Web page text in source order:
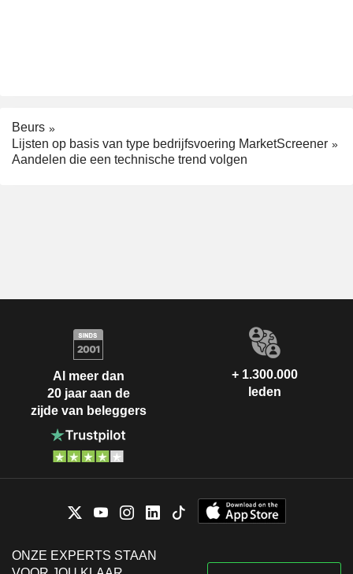
Beurs
Lijsten op basis van type bedrijfsvoering MarketScreener
Aandelen die een technische trend volgen
Al meer dan
20 jaar aan de
zijde van beleggers
+ 1.300.000
leden
ONZE EXPERTS STAAN